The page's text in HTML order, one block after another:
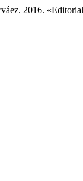
2016.